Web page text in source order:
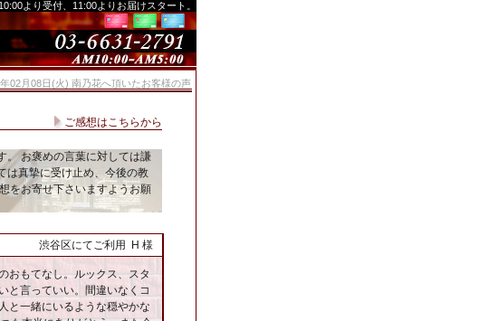
10:00より受付、11:00よりお届けスタート。
02月08日(火) 南乃花へ頂いたお客様の声
ご感想はこちらから
。 お褒めの言葉に対しては謙
は真摯に受け止め、今後の教
をお寄せ下さいますようお願
渋谷区にてご利用 H 様
おもてなし。ルックス、スタ
と言っていい。間違いなくコ
と一緒にいるような穏やかな